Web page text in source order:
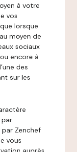
à votre
vos
lorsque
moyen de
sociaux
encore à
des
sur les
par
par Zenchef
vous